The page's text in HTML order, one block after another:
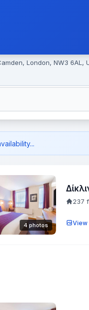
London, NW3 6AL,
4 photos
237
View